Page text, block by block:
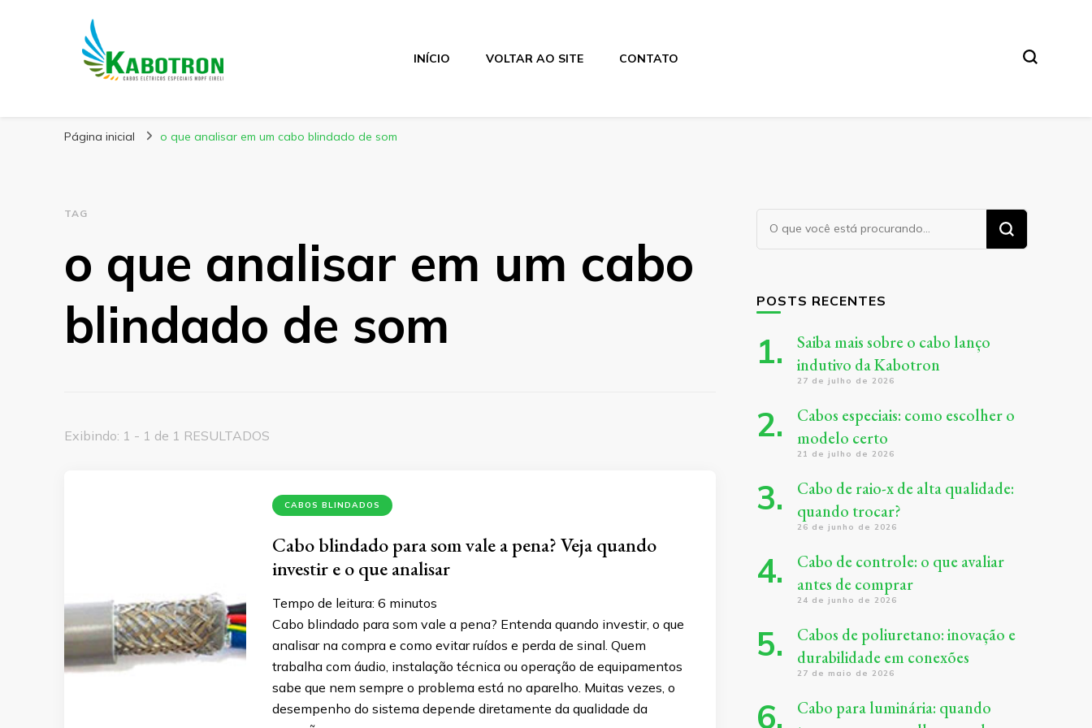
Kabotron
INÍCIO VOLTAR AO SITE CONTATO
Página inicial o que analisar em um cabo blindado de som
TAG
o que analisar em um cabo
blindado de som
Exibindo: 1 - 1 de 1 RESULTADOS
CABOS BLINDADOS
Cabo blindado para som vale a pena? Veja quando
investir e o que analisar
Tempo de leitura: 6 minutos
Cabo blindado para som vale a pena? Entenda quando investir, o que
analisar na compra e como evitar ruídos e perda de sinal. Quem
trabalha com áudio, instalação técnica ou operação de equipamentos
sabe que nem sempre o problema está no aparelho. Muitas vezes, o
desempenho do sistema depende diretamente da qualidade da
Procurando
algo?
POSTS RECENTES
Saiba mais sobre o cabo lanço
indutivo da Kabotron
27 de julho de 2026
Cabos especiais: como escolher o
modelo certo
21 de julho de 2026
Cabo de raio-x de alta qualidade:
quando trocar?
26 de junho de 2026
Cabo de controle: o que avaliar
antes de comprar
24 de junho de 2026
Cabos de poliuretano: inovação e
durabilidade em conexões
27 de maio de 2026
Cabo para luminária: quando